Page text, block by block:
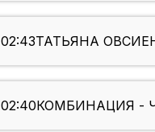
02:43ТАТЬЯНА
02:40КОМБИНАЦИЯ -